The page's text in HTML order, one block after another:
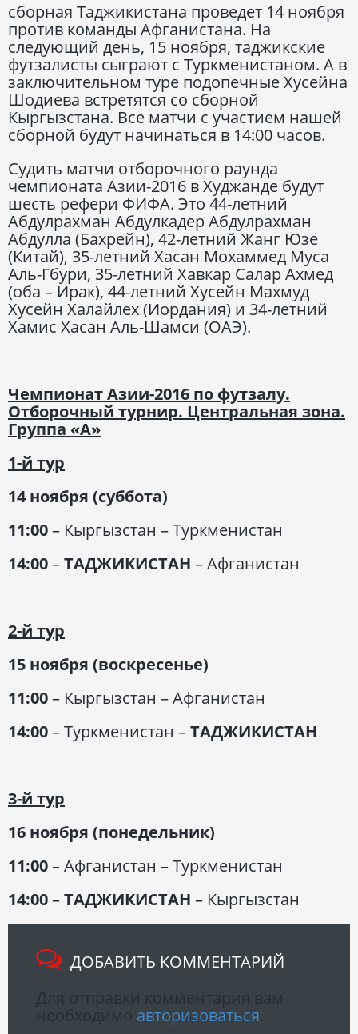
сборная Таджикистана проведет 14 ноября
против команды Афганистана. На
следующий день, 15 ноября, таджикские
футзалисты сыграют с Туркменистаном. А в
заключительном туре подопечные Хусейна
Шодиева встретятся со сборной
Кыргызстана. Все матчи с участием нашей
сборной будут начинаться в 14:00 часов.
Судить матчи отборочного раунда
чемпионата Азии-2016 в Худжанде будут
шесть рефери ФИФА. Это 44-летний
Абдулрахман Абдулкадер Абдулрахман
Абдулла (Бахрейн), 42-летний Жанг Юзе
(Китай), 35-летний Хасан Мохаммед Муса
Аль-Гбури, 35-летний Хавкар Салар Ахмед
(оба – Ирак), 44-летний Хусейн Махмуд
Хусейн Халайлех (Иордания) и 34-летний
Хамис Хасан Аль-Шамси (ОАЭ).
Чемпионат Азии-2016 по футзалу.
Отборочный турнир. Центральная зона.
Группа «А»
1-й тур
14 ноября (суббота)
11:00– Кыргызстан – Туркменистан
14:00–ТАДЖИКИСТАН – Афганистан
2-й тур
15 ноября (воскресенье)
11:00– Кыргызстан – Афганистан
14:00– Туркменистан –ТАДЖИКИСТАН
3-й тур
16 ноября (понедельник)
11:00– Афганистан – Туркменистан
14:00–ТАДЖИКИСТАН – Кыргызстан
ДОБАВИТЬ КОММЕНТАРИЙ
авторизоваться